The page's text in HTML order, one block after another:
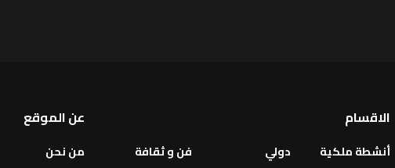
الاقسام
أنشطة ملكية
دولي
فن و ثقافة
عن الموقع
من نحن